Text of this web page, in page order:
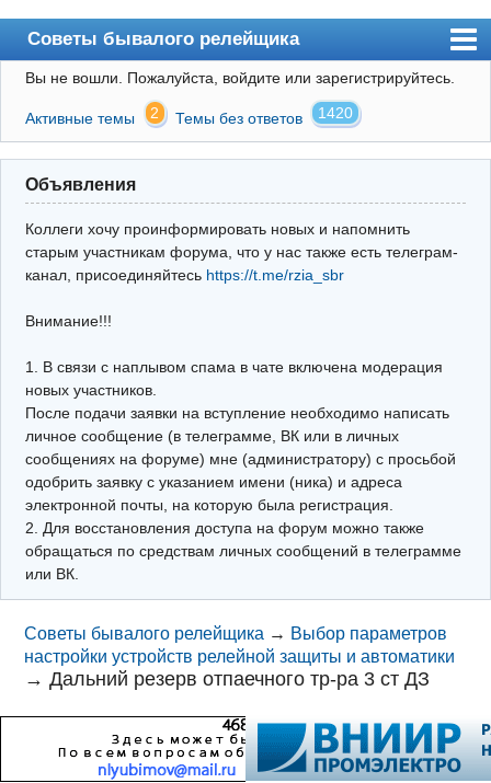
Советы бывалого релейщика
Форум
Правила
Поиск
Регистрация
Архив
Почта
Поиск релейщика
Видео РЗиА
Фотохостинг
Телеграм
Вы не вошли. Пожалуйста, войдите или зарегистрируйтесь.
Активные темы 2 Темы без ответов 1420
Объявления
Коллеги хочу проинформировать новых и напомнить
старым участникам форума, что у нас также есть телеграм-
канал, присоединяйтесь https://t.me/rzia_sbr
Внимание!!!
1. В связи с наплывом спама в чате включена модерация
новых участников.
После подачи заявки на вступление необходимо написать
личное сообщение (в телеграмме, ВК или в личных
сообщениях на форуме) мне (администратору) с просьбой
одобрить заявку с указанием имени (ника) и адреса
электронной почты, на которую была регистрация.
2. Для восстановления доступа на форум можно также
обращаться по средствам личных сообщений в телеграмме
или ВК.
Советы бывалого релейщика → Выбор параметров
настройки устройств релейной защиты и автоматики
→Дальний резерв отпаечного тр-ра 3 ст ДЗ